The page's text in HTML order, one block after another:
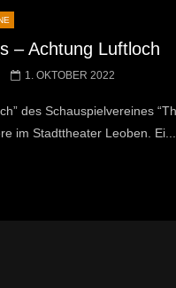
– Achtung Luftloch
1. OKTOBER 2022
des Schauspielvereines
im Stadttheater Leoben. Ei...